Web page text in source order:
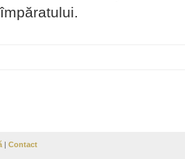
| Contact